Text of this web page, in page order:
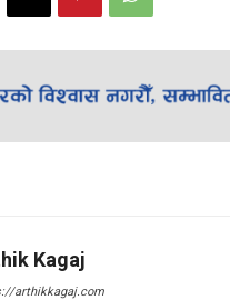
Kagaj
arthikkagaj.com